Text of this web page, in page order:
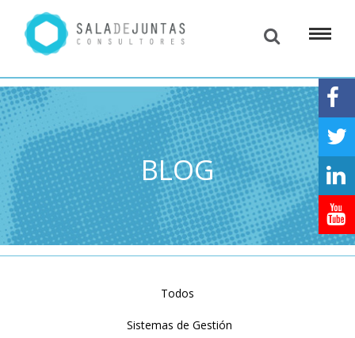
BLOG
Todos
Sistemas de Gestión